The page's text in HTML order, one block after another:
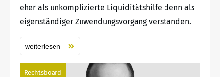
eher als unkomplizierte Liquiditätshilfe denn als
eigenständiger Zuwendungsvorgang verstanden.
weiterlesen
Rechtsboard